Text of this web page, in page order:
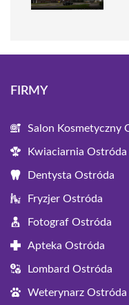
FIRMY
Salon Kosmetyczny
Kwiaciarnia Ostróda
Dentysta Ostróda
Fryzjer Ostróda
Fotograf Ostróda
Apteka Ostróda
Lombard Ostróda
Weterynarz Ostróda